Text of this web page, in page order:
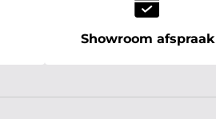
Showroom afspraak